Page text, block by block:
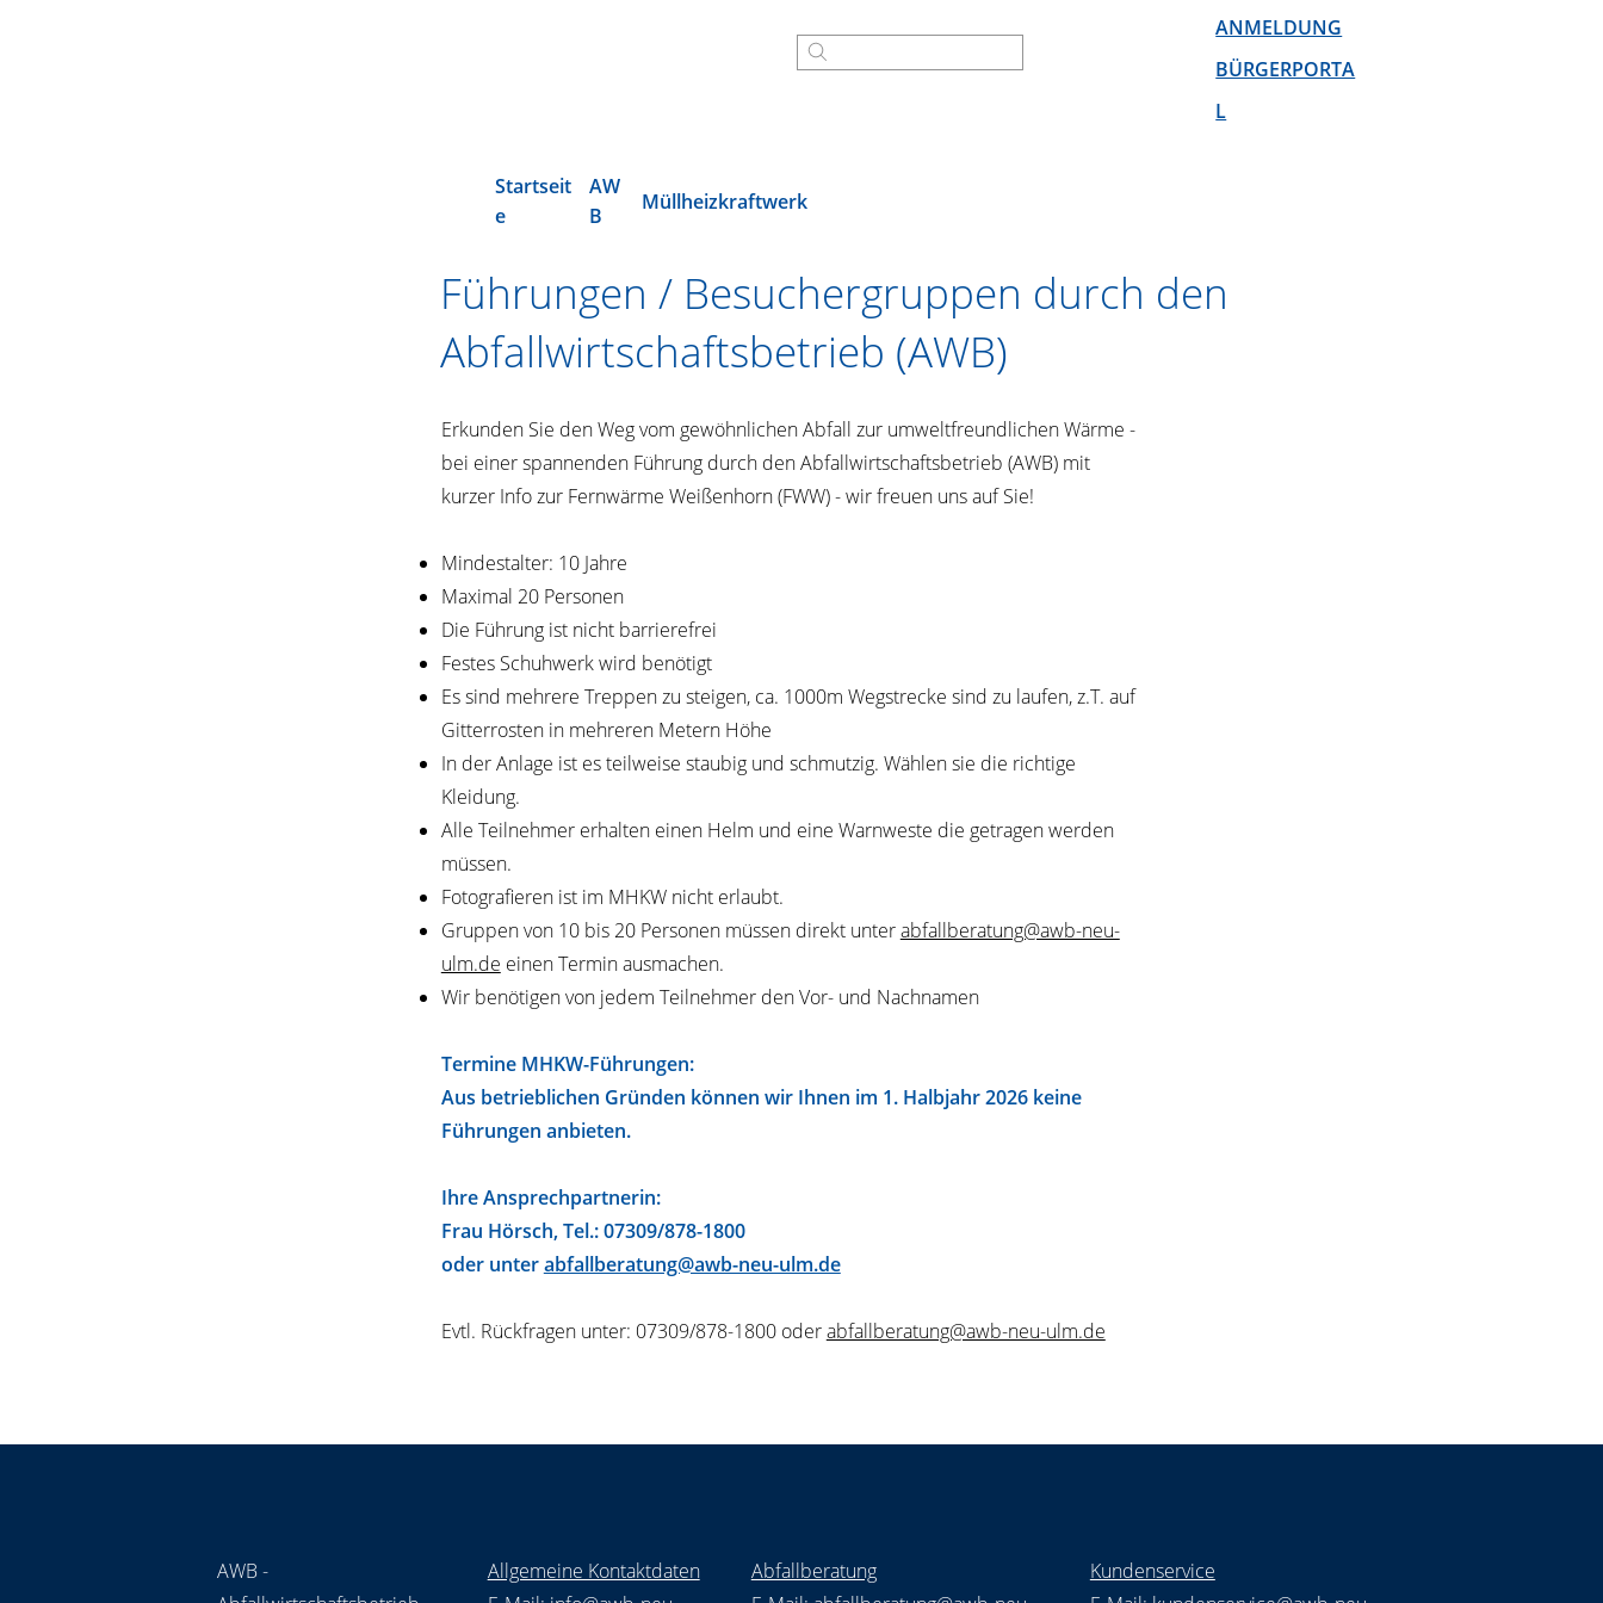
ANMELDUNG
BÜRGERPORTA
L
Startseit
e
AW
B
Müllheizkraftwerk
Führungen / Besuchergruppen durch den
Abfallwirtschaftsbetrieb (AWB)
​Erkunden Sie den Weg vom gewöhnlichen Abfall zur umweltfreundlichen Wärme -
bei einer spannenden Führung durch den Abfallwirtschaftsbetrieb (AWB) mit
kurzer Info zur Fernwärme Weißenhorn (FWW) - wir freuen uns auf Sie!
Mindestalter: 10 Jahre
Maximal 20 Personen
Die Führung ist nicht barrierefrei
Festes Schuhwerk wird benötigt
Es sind mehrere Treppen zu steigen, ca. 1000m Wegstrecke sind zu laufen, z.T. auf
Gitterrosten in mehreren Metern Höhe
In der Anlage ist es teilweise staubig und schmutzig. Wählen sie die richtige
Kleidung.
Alle Teilnehmer erhalten einen Helm und eine Warnweste die getragen werden
müssen.
Fotografieren ist im MHKW nicht erlaubt.
Gruppen von 10 bis 20 Personen müssen direkt unterabfallberatung@awb-neu-
ulm.de einen Termin ausmachen.
Wir benötigen von jedem Teilnehmer den Vor- und Nachnamen
Termine MHKW-Führungen:
Aus betrieblichen Gründen können wir Ihnen im 1. Halbjahr 2026 keine
Führungen anbieten.
Ihre Ansprechpartnerin:
Frau Hörsch, Tel.: 07309/878-1800
oder unterabfallberatung@awb-neu-ulm.de
Evtl. Rückfragen unter: 07309/878-1800 oderabfallberatung@awb-neu-ulm.de
AWB -
Allgemeine Kontaktdaten
Abfallberatung
Kundenservice